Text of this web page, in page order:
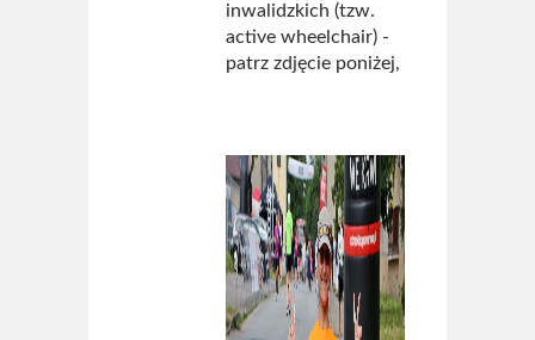
inwalidzkich (tzw.
active wheelchair) -
patrz zdjęcie poniżej,